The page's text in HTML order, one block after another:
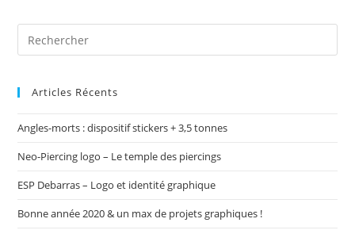
Articles Récents
Angles-morts : dispositif stickers + 3,5 tonnes
Neo-Piercing logo – Le temple des piercings
ESP Debarras – Logo et identité graphique
Bonne année 2020 & un max de projets graphiques !